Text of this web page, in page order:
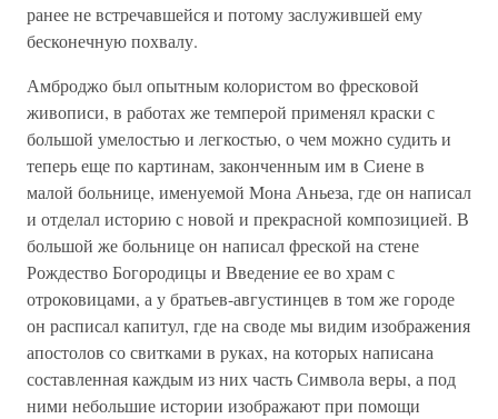
ранее не встречавшейся и потому заслужившей ему
бесконечную похвалу.
Амброджо был опытным колористом во фресковой
живописи, в работах же темперой применял краски с
большой умелостью и легкостью, о чем можно судить и
теперь еще по картинам, законченным им в Сиене в
малой больнице, именуемой Мона Аньеза, где он написал
и отделал историю с новой и прекрасной композицией. В
большой же больнице он написал фреской на стене
Рождество Богородицы и Введение ее во храм с
отроковицами, а у братьев-августинцев в том же городе
он расписал капитул, где на своде мы видим изображения
апостолов со свитками в руках, на которых написана
составленная каждым из них часть Символа веры, а под
ними небольшие истории изображают при помощи